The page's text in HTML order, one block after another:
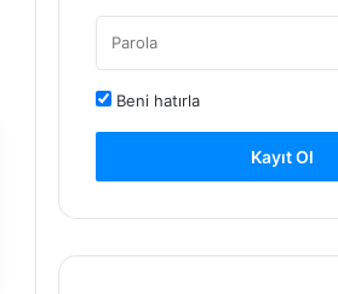
Beni hatırla
Kayıt Ol